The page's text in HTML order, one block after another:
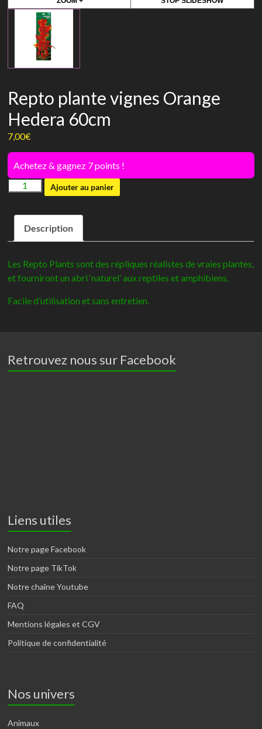
Repto plante vignes Orange
Hedera 60cm
7,00€
Achetez & gagnez 7 points !
quantité
Repto
plante
vignes
Hedera
Ajouter au panier
Description
Les Repto Plants sont des répliques réalistes de vraies plantes,
et fourniront un abri ‘naturel’ aux reptiles et amphibiens.
Facile d’utilisation et sans entretien.
Retrouvez nous sur Facebook
Liens utiles
Notre page Facebook
Notre page TikTok
Notre chaîne Youtube
FAQ
Mentions légales et CGV
Politique de confidentialité
Nos univers
Animaux